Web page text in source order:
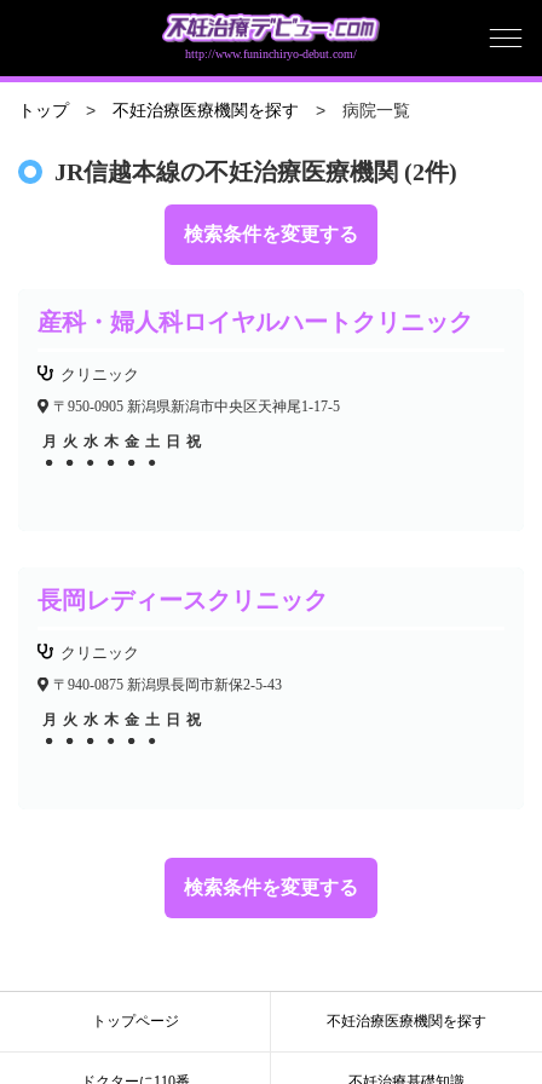
http://www.funinchiryo-debut.com/
トップ 不妊治療医療機関を探す 病院一覧
検索条件を変更する
JR信越本線の不妊治療医療機関 (2件)
検索条件を変更する
産科・婦人科ロイヤルハートクリニック
クリニック
〒950-0905 新潟県新潟市中央区天神尾1-17-5
月 火 水 木 金 土 日 祝
●
● ● ● ● ●
● ● ● ●
長岡レディースクリニック
クリニック
〒940-0875 新潟県長岡市新保2-5-43
月 火 水 木 金 土 日 祝
●
● ● ● ● ●
● ● ● ●
トップページ 不妊治療医療機関を探す